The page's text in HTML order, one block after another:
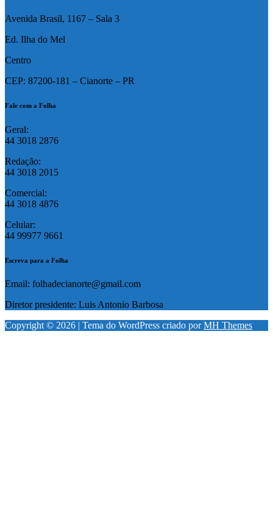
Avenida Brasil, 1167 – Sala 3
Ed. Ilha do Mel
Centro
CEP: 87200-181 – Cianorte – PR
Fale com a Folha
Geral:
44 3018 2876
Redação:
44 3018 2015
Comercial:
44 3018 4876
Celular:
44 99977 9661
Escreva para a Folha
Email: folhadecianorte@gmail.com
Diretor presidente: Luis Antonio Barbosa
Copyright © 2026 | Tema do WordPress criado porMH Themes